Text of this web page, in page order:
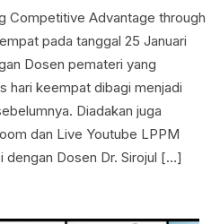
Competitive Advantage through
pada tanggal 25 Januari
Dosen pemateri yang
hari keempat dibagi menjadi
Diadakan juga
dan Live Youtube LPPM
dengan Dosen Dr. Sirojul […]